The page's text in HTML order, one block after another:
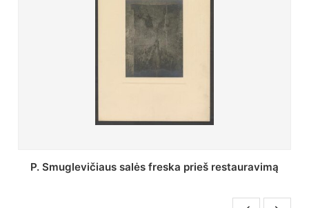
Stepono Batoro universiteto bibliotekos Profesorių